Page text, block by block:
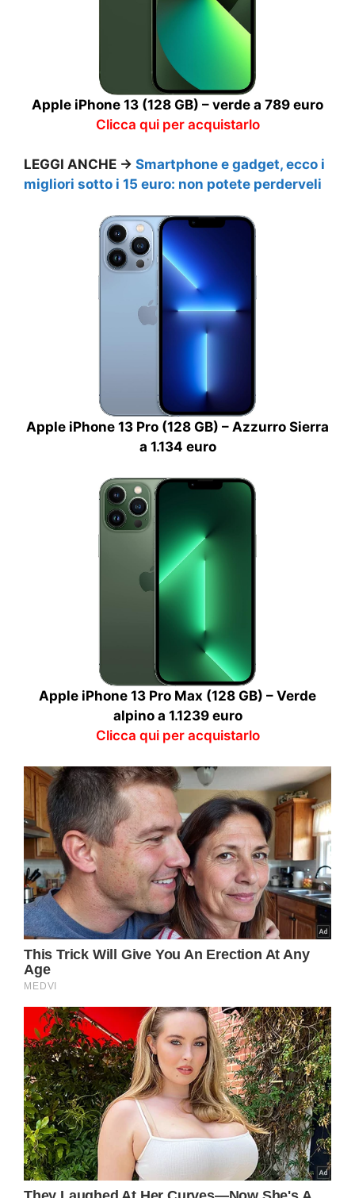
Apple iPhone 13 (128 GB) – verde a 789 euro
Clicca qui per acquistarlo
LEGGI ANCHE → Smartphone e gadget, ecco i
migliori sotto i 15 euro: non potete perderveli
Apple iPhone 13 Pro (128 GB) – Azzurro Sierra
a 1.134 euro
Apple iPhone 13 Pro Max (128 GB) – Verde
alpino a 1.1239 euro
Clicca qui per acquistarlo